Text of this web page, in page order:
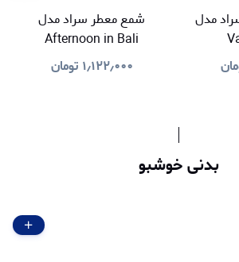
مدل
شمع معطر سراد مدل
Afternoon in Bali
۱٫۱۲۲٫۰۰۰ تومان
بدنی خوشبو